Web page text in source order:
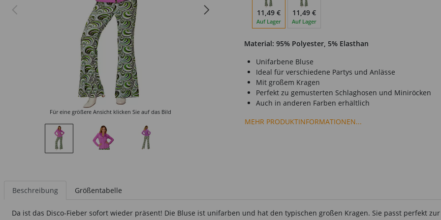
Für eine größere Ansicht klicken Sie auf das Bild
11,49 €
Auf Lager
11,49 €
Auf Lager
Material: 95% Polyester, 5% Elasthan
Unifarbene Bluse
Ideal für verschiedene Partys und Anlässe
Mit großem Kragen
Perfekt zu gemusterten Schlaghosen und Miniröcken
Auch in anderen Farben erhältlich
MEHR PRODUKTINFORMATIONEN...
Beschreibung Größentabelle
Da ist das Disco-Fieber sofort wieder präsent! Die Bluse ist unifarben und hat den typischen großen Kragen. Sie passt perfekt